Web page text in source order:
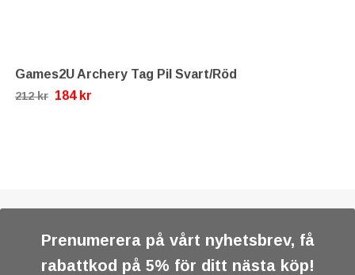
Games2U Archery Tag Pil Svart/Röd
212 kr 184 kr
Prenumerera på vårt nyhetsbrev, få
rabattkod på 5% för ditt nästa köp!